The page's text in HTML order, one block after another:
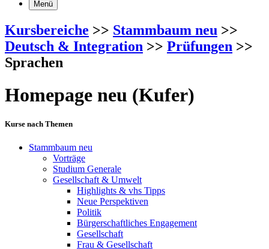
Menü
Kursbereiche >> Stammbaum neu >>
Deutsch & Integration >> Prüfungen >>
Sprachen
Homepage neu (Kufer)
Kurse nach Themen
Stammbaum neu
Vorträge
Studium Generale
Gesellschaft & Umwelt
Highlights & vhs Tipps
Neue Perspektiven
Politik
Bürgerschaftliches Engagement
Gesellschaft
Frau & Gesellschaft